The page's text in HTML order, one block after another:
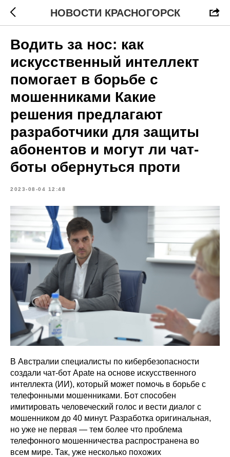
НОВОСТИ КРАСНОГОРСК
Водить за нос: как
искусственный интеллект
помогает в борьбе с
мошенниками Какие
решения предлагают
разработчики для защиты
абонентов и могут ли чат-
боты обернуться проти
2023-08-04 12:48
В Австралии специалисты по кибербезопасности
создали чат-бот Apate на основе искусственного
интеллекта (ИИ), который может помочь в борьбе с
телефонными мошенниками. Бот способен
имитировать человеческий голос и вести диалог с
мошенником до 40 минут. Разработка оригинальная,
но уже не первая — тем более что проблема
телефонного мошенничества распространена во
всем мире. Так, уже несколько похожих